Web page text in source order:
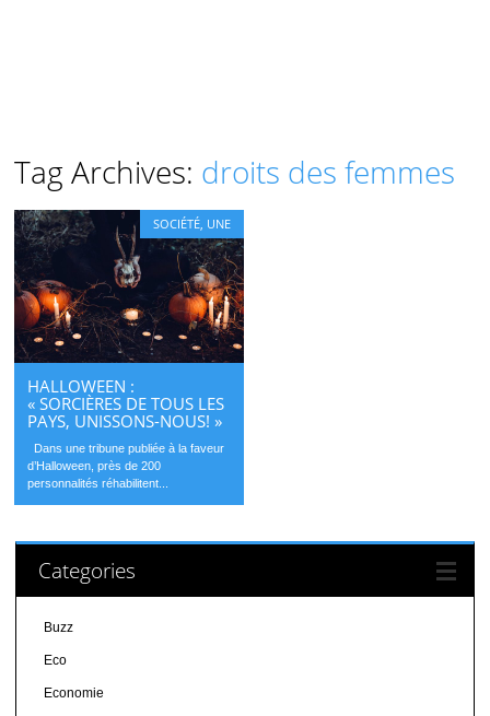
Tag Archives: droits des femmes
SOCIÉTÉ UNE
HALLOWEEN :
« SORCIÈRES DE TOUS LES
PAYS, UNISSONS-NOUS! »
Dans une tribune publiée à la faveur
d’Halloween, près de 200
personnalités réhabilitent...
Categories
Buzz
Eco
Economie